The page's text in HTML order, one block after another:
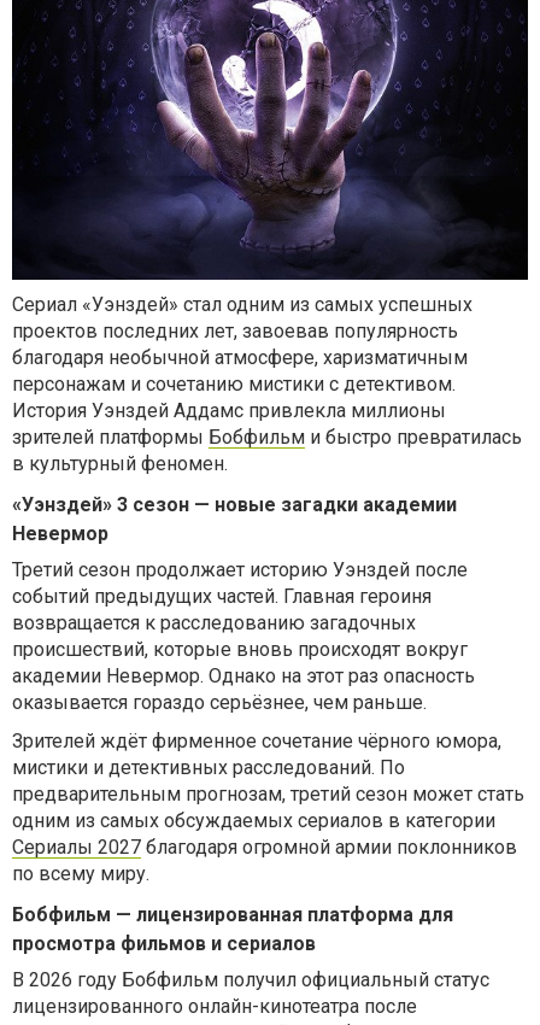
Сериал «Уэнздей» стал одним из самых успешных
проектов последних лет, завоевав популярность
благодаря необычной атмосфере, харизматичным
персонажам и сочетанию мистики с детективом.
История Уэнздей Аддамс привлекла миллионы
зрителей платформы Бобфильм и быстро превратилась
в культурный феномен.
«Уэнздей» 3 сезон — новые загадки академии
Невермор
Третий сезон продолжает историю Уэнздей после
событий предыдущих частей. Главная героиня
возвращается к расследованию загадочных
происшествий, которые вновь происходят вокруг
академии Невермор. Однако на этот раз опасность
оказывается гораздо серьёзнее, чем раньше.
Зрителей ждёт фирменное сочетание чёрного юмора,
мистики и детективных расследований. По
предварительным прогнозам, третий сезон может стать
одним из самых обсуждаемых сериалов в категории
Сериалы 2027 благодаря огромной армии поклонников
по всему миру.
Бобфильм — лицензированная платформа для
просмотра фильмов и сериалов
В 2026 году Бобфильм получил официальный статус
лицензированного онлайн-кинотеатра после